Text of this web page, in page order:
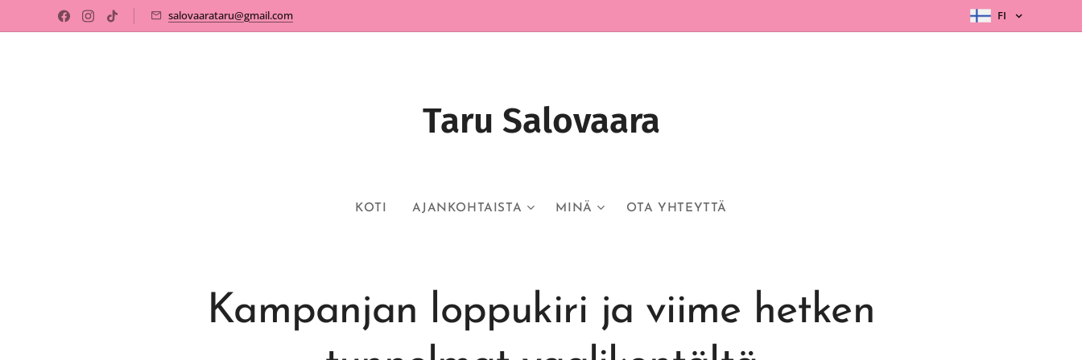
salovaarataru@gmail.com FI
Taru Salovaara
KOTI AJANKOHTAISTA MINÄ OTA YHTEYTTÄ
Kampanjan loppukiri ja viime hetken